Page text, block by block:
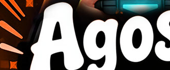
Compatibilidad: Windows
Distancia de transmisión:
Tipo de batería: Batería
Capacidad de batería: 300
Autonomía aproximada:
Tiempo de carga: